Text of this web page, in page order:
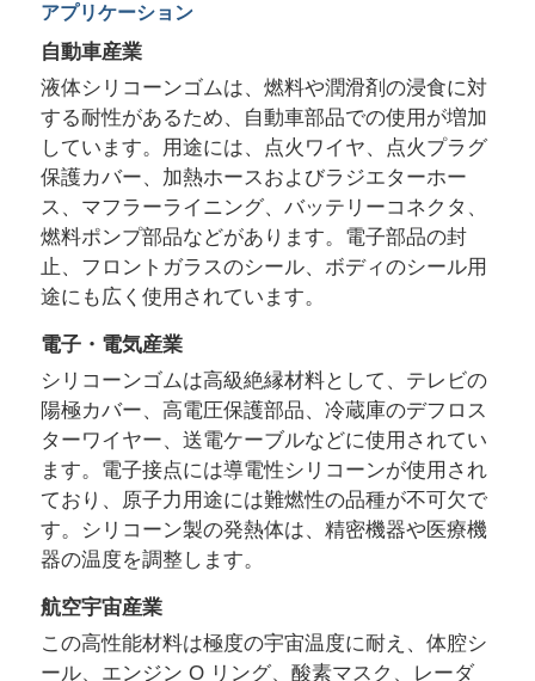
ホーム
製品
企業情報
アプリケーション
自動車産業
液体シリコーンゴムは、燃料や潤滑剤の浸食に対
する耐性があるため、自動車部品での使用が増加
しています。用途には、点火ワイヤ、点火プラグ
保護カバー、加熱ホースおよびラジエターホー
ス、マフラーライニング、バッテリーコネクタ、
燃料ポンプ部品などがあります。電子部品の封
止、フロントガラスのシール、ボディのシール用
途にも広く使用されています。
電子・電気産業
シリコーンゴムは高級絶縁材料として、テレビの
陽極カバー、高電圧保護部品、冷蔵庫のデフロス
ターワイヤー、送電ケーブルなどに使用されてい
ます。電子接点には導電性シリコーンが使用され
ており、原子力用途には難燃性の品種が不可欠で
す。シリコーン製の発熱体は、精密機器や医療機
器の温度を調整します。
航空宇宙産業
この高性能材料は極度の宇宙温度に耐え、体腔シ
ール、エンジン O リング、酸素マスク、レーダ